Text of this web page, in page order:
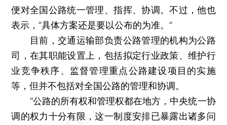
便对全国公路统一管理、指挥、协调。不过，他也
表示，“具体方案还是要以公布的为准。”
目前，交通运输部负责公路管理的机构为公路
司，在其职能设置上，包括拟定行业政策、维护行
业竞争秩序、监督管理重点公路建设项目的实施
等，但并不包括对全国公路的管理和协调。
“公路的所有权和管理权都在地方，中央统一协
调的权力十分有限，这一制度安排已暴露出诸多问